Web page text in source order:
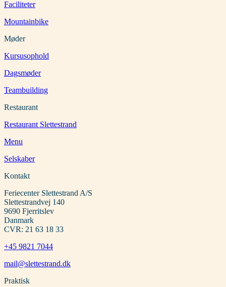
Faciliteter
Mountainbike
Møder
Kursusophold
Dagsmøder
Teambuilding
Restaurant
Restaurant Slettestrand
Menu
Selskaber
Kontakt
Feriecenter Slettestrand A/S
Slettestrandvej 140
9690 Fjerritslev
Danmark
CVR: 21 63 18 33
+45 9821 7044
mail@slettestrand.dk
Praktisk